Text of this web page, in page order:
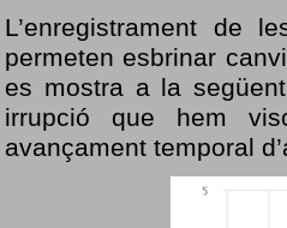
L’enregistrament de
permeten esbrinar
es mostra a la
irrupció que hem
avançament temporal